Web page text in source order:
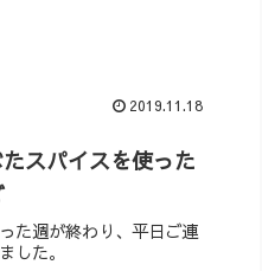
2019.11.18
スパイスを使った
た週が終わり、平日ご連
した。